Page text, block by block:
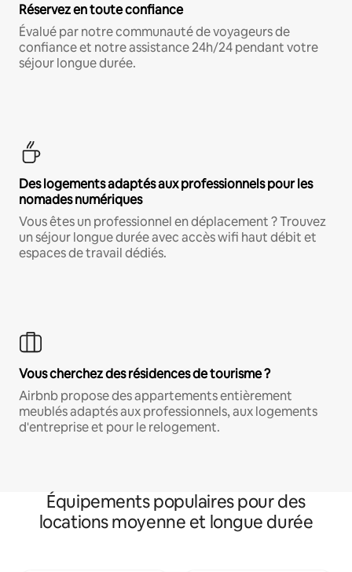
Réservez en toute confiance
Évalué par notre communauté de voyageurs de
confiance et notre assistance 24h/24 pendant votre
séjour longue durée.
Des logements adaptés aux professionnels pour les
nomades numériques
Vous êtes un professionnel en déplacement ? Trouvez
un séjour longue durée avec accès wifi haut débit et
espaces de travail dédiés.
Vous cherchez des résidences de tourisme ?
Airbnb propose des appartements entièrement
meublés adaptés aux professionnels, aux logements
d'entreprise et pour le relogement.
Équipements populaires pour des
locations moyenne et longue durée